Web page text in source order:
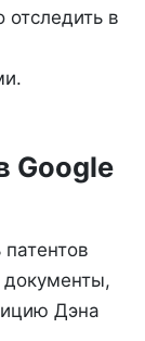
в
Google
Дэна